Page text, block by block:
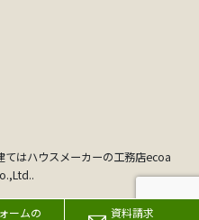
はハウスメーカーの工務店ecoa
ームの 資料請求